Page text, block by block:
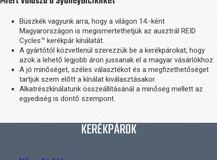
Büszkék vagyunk arra, hogy a világon 14.-ként
Magyarországon is megismertethetjük az ausztrál REID
Cycles™ kerékpár kínálatát.
A gyártótól közvetlenül szerezzük be a kerékpárokat, hogy
azok a lehető legjobb áron jussanak el a magyar vásárlókhoz.
A jó minőséget, széles választékot és a megfizethetőséget
tartjuk szem előtt a kínálat kiválasztásakor.
Alkatrészkínálatunk összeállításánál a minőség mellett az
egyediség is döntő szempont.
KERÉKPÁROK